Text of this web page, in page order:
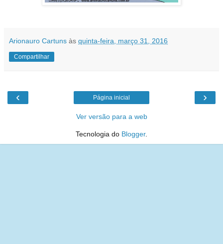
Arionauro Cartuns às quinta-feira, março 31, 2016
Compartilhar
‹ ›
Página inicial
Ver versão para a web
Tecnologia do Blogger.